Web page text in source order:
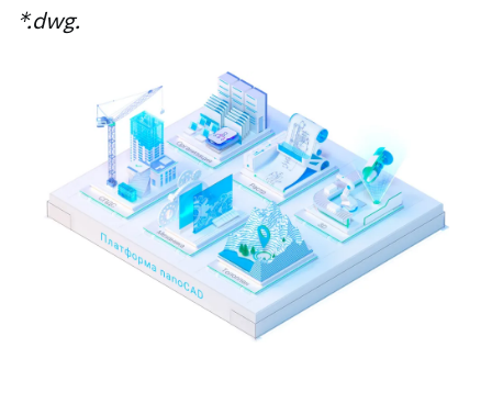
*.dwg.